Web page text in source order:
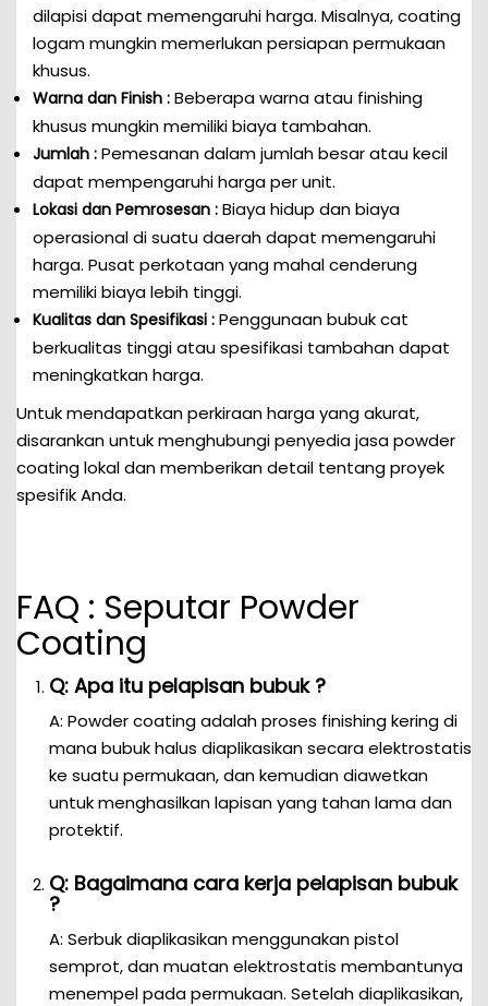
dilapisi dapat memengaruhi harga. Misalnya, coating
logam mungkin memerlukan persiapan permukaan
khusus.
Warna dan Finish : Beberapa warna atau finishing
khusus mungkin memiliki biaya tambahan.
Jumlah : Pemesanan dalam jumlah besar atau kecil
dapat mempengaruhi harga per unit.
Lokasi dan Pemrosesan : Biaya hidup dan biaya
operasional di suatu daerah dapat memengaruhi
harga. Pusat perkotaan yang mahal cenderung
memiliki biaya lebih tinggi.
Kualitas dan Spesifikasi : Penggunaan bubuk cat
berkualitas tinggi atau spesifikasi tambahan dapat
meningkatkan harga.
Untuk mendapatkan perkiraan harga yang akurat,
disarankan untuk menghubungi penyedia jasa powder
coating lokal dan memberikan detail tentang proyek
spesifik Anda.
FAQ : Seputar Powder
Coating
Q: Apa itu pelapisan bubuk ?
A: Powder coating adalah proses finishing kering di
mana bubuk halus diaplikasikan secara elektrostatis
ke suatu permukaan, dan kemudian diawetkan
untuk menghasilkan lapisan yang tahan lama dan
protektif.
Q: Bagaimana cara kerja pelapisan bubuk
?
A: Serbuk diaplikasikan menggunakan pistol
semprot, dan muatan elektrostatis membantunya
menempel pada permukaan. Setelah diaplikasikan,